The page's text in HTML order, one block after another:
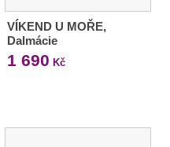
VÍKEND U MOŘE,
Dalmácie
1 690 Kč